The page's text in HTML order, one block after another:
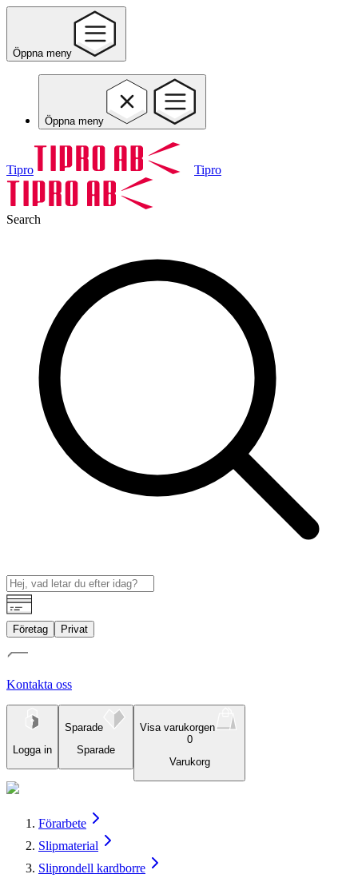
Öppna meny
Öppna meny
Tipro Tipro
Search
Företag Privat
Kontakta oss
Logga in
Sparade
Sparade
Visa varukorgen
0
Varukorg
Förarbete
Slipmaterial
Sliprondell kardborre